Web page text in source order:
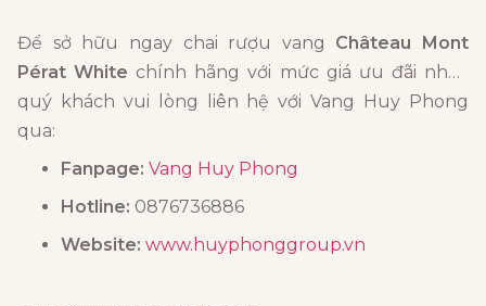
Để sở hữu ngay chai rượu vang Château Mont
Pérat White chính hãng với mức giá ưu đãi nhất,
quý khách vui lòng liên hệ với Vang Huy Phong
qua:
Fanpage: Vang Huy Phong
Hotline: 0876736886
Website: www.huyphonggroup.vn